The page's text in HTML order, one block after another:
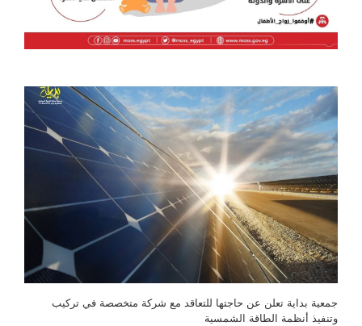
جمعية بداية تعلن عن حاجتها للتعاقد مع شركة متخصصة في تركيب
وتنفيذ أنظمة الطاقة الشمسية